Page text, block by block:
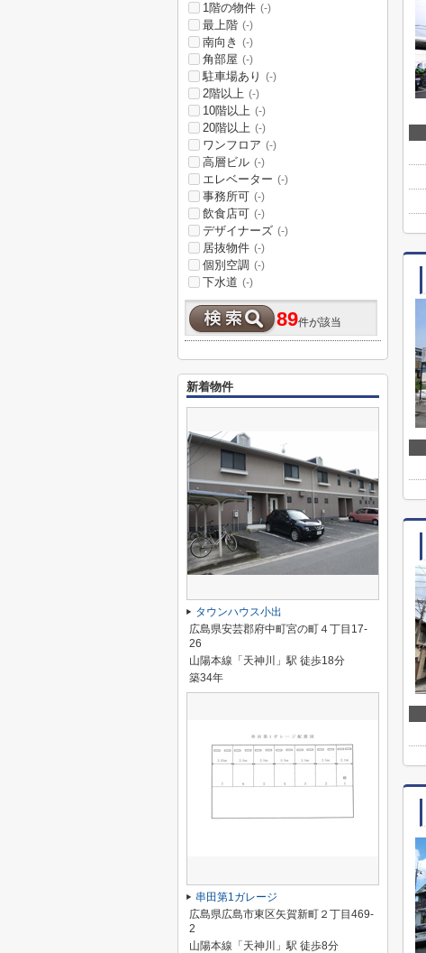
1階の物件 (-)
最上階 (-)
南向き (-)
角部屋 (-)
駐車場あり (-)
2階以上 (-)
10階以上 (-)
20階以上 (-)
ワンフロア (-)
高層ビル (-)
エレベーター (-)
事務所可 (-)
飲食店可 (-)
デザイナーズ (-)
居抜物件 (-)
個別空調 (-)
下水道 (-)
89件が該当
新着物件
タウンハウス小出
広島県安芸郡府中町宮の町４丁目17-
26
山陽本線「天神川」駅 徒歩18分
築34年
串田第1ガレージ
広島県広島市東区矢賀新町２丁目469-
2
山陽本線「天神川」駅 徒歩8分